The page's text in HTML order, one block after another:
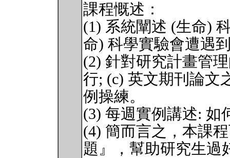
課程慨述：
(1) 系統闡述 (生命)
命) 科學實驗會遭遇
(2) 針對研究計畫管
行; (c) 英文期刊論文
例操練。
(3) 每週實例講述: 如
(4) 簡而言之，本課
題』，幫助研究生過